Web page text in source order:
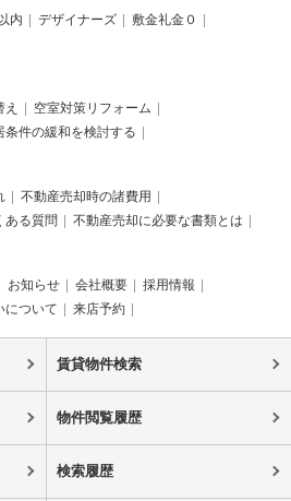
内 デザイナーズ
敷金礼金０
空室対策リフォーム
条件の緩和を検討する
不動産売却時の諸費用
ある質問 不動産売却に必要な書類とは
お知らせ 会社概要
採用情報
について 来店予約
賃貸物件検索
物件閲覧履歴
検索履歴